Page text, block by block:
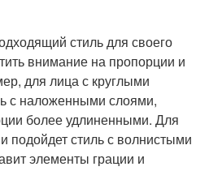
стиль для своего
внимание на пропорции и
для лица с круглыми
с наложенными слоями,
более удлиненными. Для
стиль с волнистыми
элементы грации и